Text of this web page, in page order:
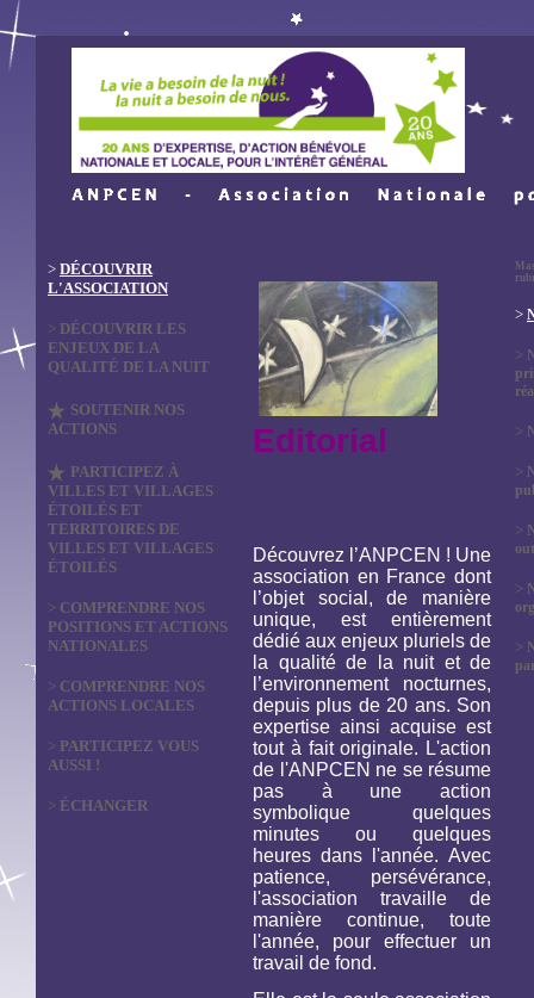
> DÉCOUVRIR
L'ASSOCIATION
> DÉCOUVRIR LES
ENJEUX DE LA
QUALITÉ DE LA NUIT
SOUTENIR NOS
ACTIONS
PARTICIPEZ À
VILLES ET VILLAGES
ÉTOILÉS ET
TERRITOIRES DE
VILLES ET VILLAGES
ÉTOILÉS
> COMPRENDRE NOS
POSITIONS ET ACTIONS
NATIONALES
> COMPRENDRE NOS
ACTIONS LOCALES
> PARTICIPEZ VOUS
AUSSI !
> ÉCHANGER
Editorial
Découvrez l’ANPCEN ! Une
association en France dont
l’objet social, de manière
unique, est entièrement
dédié aux enjeux pluriels de
la qualité de la nuit et de
l’environnement nocturnes,
depuis plus de 20 ans. Son
expertise ainsi acquise est
tout à fait originale. L'action
de l'ANPCEN ne se résume
pas à une action
symbolique quelques
minutes ou quelques
heures dans l'année. Avec
patience, persévérance,
l'association travaille de
manière continue, toute
l'année, pour effectuer un
travail de fond.
>
>
>
>
>
>
>